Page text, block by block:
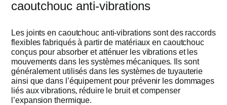
caoutchouc anti-vibrations
Les joints en caoutchouc anti-vibrations sont des raccords
flexibles fabriqués à partir de matériaux en caoutchouc
conçus pour absorber et atténuer les vibrations et les
mouvements dans les systèmes mécaniques. Ils sont
généralement utilisés dans les systèmes de tuyauterie
ainsi que dans l’équipement pour prévenir les dommages
liés aux vibrations, réduire le bruit et compenser
l’expansion thermique.